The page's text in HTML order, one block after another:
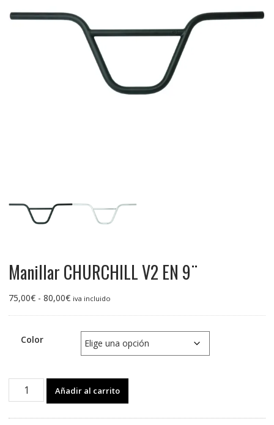
Manillar CHURCHILL V2 EN 9¨
75,00€ - 80,00€Rango
desde
75,00€
80,00€
iva incluido
Color
Manillar
Añadir al carrito